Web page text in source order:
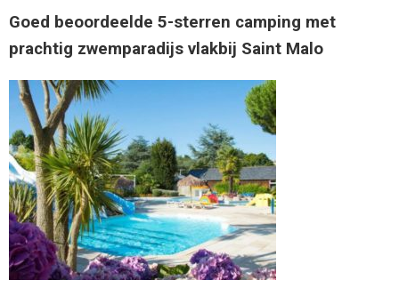
Goed beoordeelde 5-sterren camping met
prachtig zwemparadijs vlakbij Saint Malo